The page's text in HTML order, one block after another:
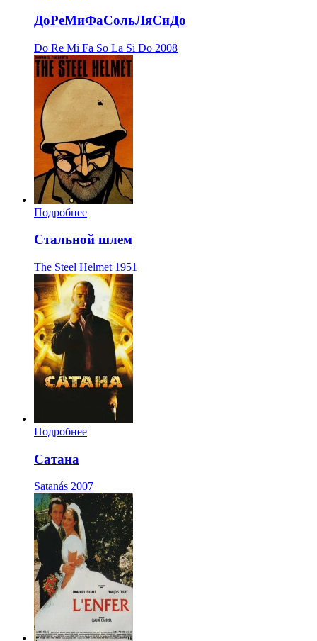
ДоРеМиФаСольЛяСиДо
Do Re Mi Fa So La Si Do 2008
Подробнее
Стальной шлем
The Steel Helmet 1951
Подробнее
Сатана
Satanás 2007